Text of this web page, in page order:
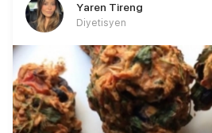
Yaren Tireng
Diyetisyen